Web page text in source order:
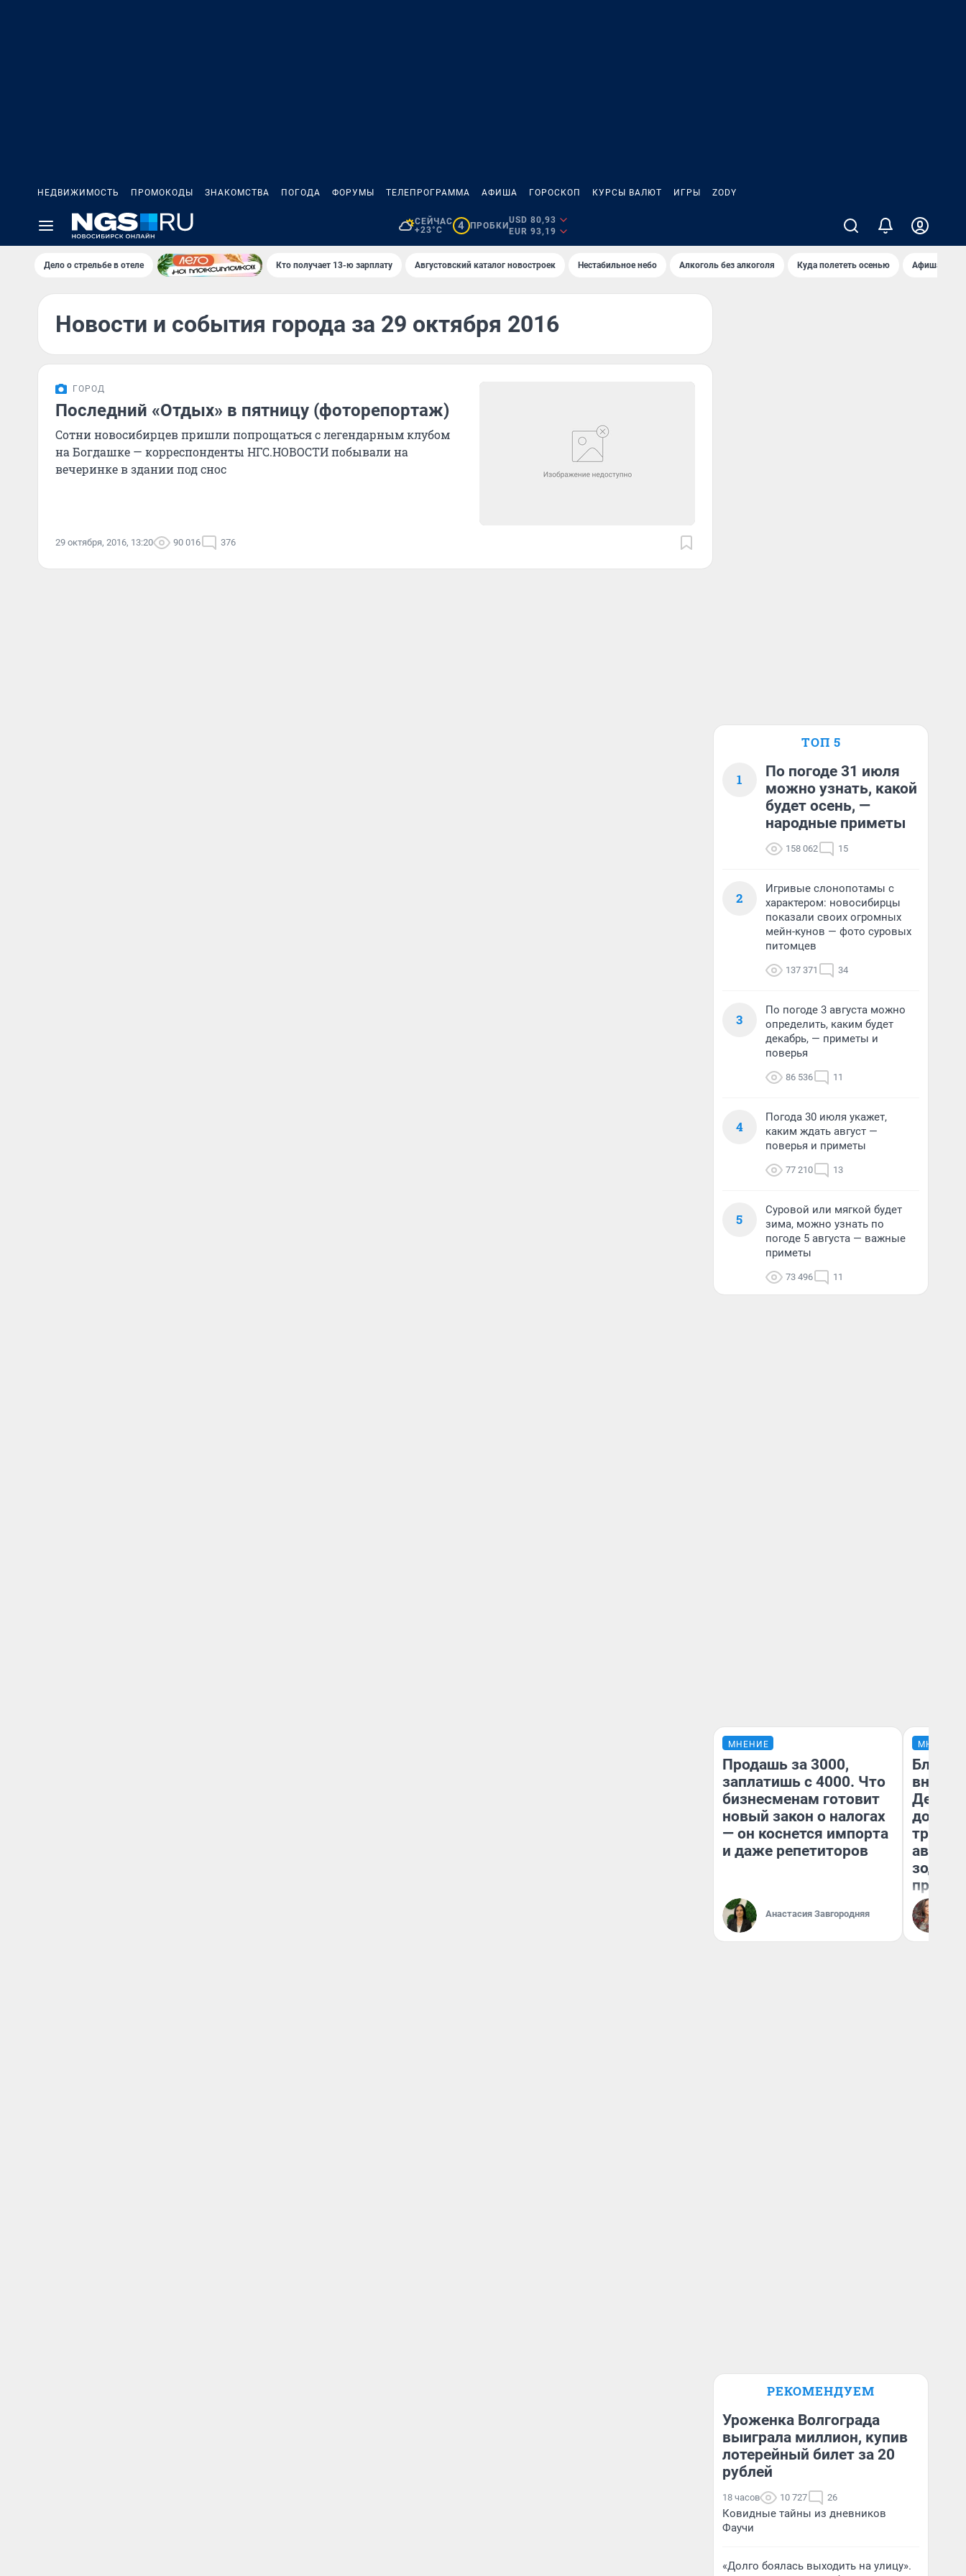
НЕДВИЖИМОСТЬ ПРОМОКОДЫ ЗНАКОМСТВА ПОГОДА ФОРУМЫ ТЕЛЕПРОГРАММА АФИША ГОРОСКОП КУРСЫ ВАЛЮТ ИГРЫ ZODY
СЕЙЧАС
+23°C
4 ПРОБКИ
USD 80,93
EUR 93,19
Дело о стрельбе в отеле Кто получает 13-ю зарплату Августовский каталог новостроек Нестабильное небо Алкоголь без алкоголя Куда полететь осенью Афиша на
Новости и события города за 29 октября 2016
ГОРОД
Последний «Отдых» в пятницу (фоторепортаж)
Сотни новосибирцев пришли попрощаться с легендарным клубом
на Богдашке — корреспонденты НГС.НОВОСТИ побывали на
вечеринке в здании под снос
29 октября, 2016, 13:20 90 016 376
ТОП 5
1
По погоде 31 июля
можно узнать, какой
будет осень, —
народные приметы
158 062 15
2
Игривые слонопотамы с
характером: новосибирцы
показали своих огромных
мейн-кунов — фото суровых
питомцев
137 371 34
3
По погоде 3 августа можно
определить, каким будет
декабрь, — приметы и
поверья
86 536 11
4
Погода 30 июля укажет,
каким ждать август —
поверья и приметы
77 210 13
5
Суровой или мягкой будет
зима, можно узнать по
погоде 5 августа — важные
приметы
73 496 11
МНЕНИЕ
Продашь за 3000,
заплатишь с 4000. Что
бизнесменам готовит
новый закон о налогах
— он коснется импорта
и даже репетиторов
Анастасия Завгородняя
МНЕНИЕ
Девам
траты:
август
РЕКОМЕНДУЕМ
Уроженка Волгограда
выиграла миллион, купив
лотерейный билет за 20
рублей
18 часов 10 727 26
Ковидные тайны из дневников
Фаучи
«Долго боялась выходить на улицу».